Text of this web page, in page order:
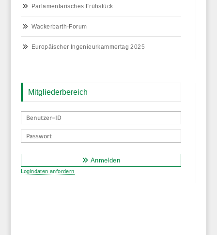
Parlamentarisches Frühstück
Wackerbarth-Forum
Europäischer Ingenieurkammertag 2025
Mitgliederbereich
Anmelden
Logindaten anfordern